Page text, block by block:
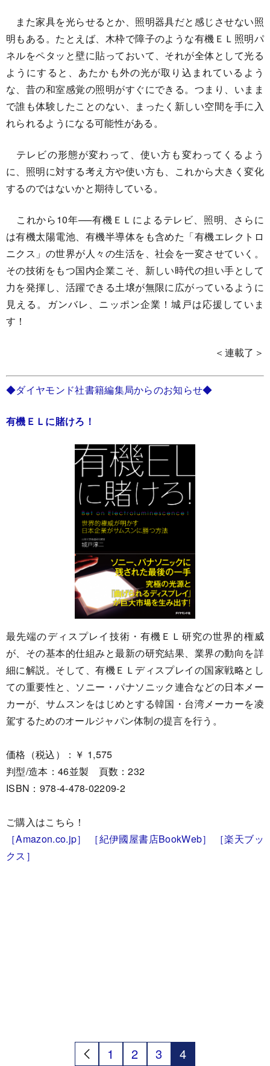
また家具を光らせるとか、照明器具だと感じさせない照
明もある。たとえば、木枠で障子のような有機ＥＬ照明パ
ネルをペタッと壁に貼っておいて、それが全体として光る
ようにすると、あたかも外の光が取り込まれているよう
な、昔の和室感覚の照明がすぐにできる。つまり、いまま
で誰も体験したことのない、まったく新しい空間を手に入
れられるようになる可能性がある。
テレビの形態が変わって、使い方も変わってくるよう
に、照明に対する考え方や使い方も、これから大きく変化
するのではないかと期待している。
これから10年──有機ＥＬによるテレビ、照明、さらに
は有機太陽電池、有機半導体をも含めた「有機エレクトロ
ニクス」の世界が人々の生活を、社会を一変させていく。
その技術をもつ国内企業こそ、新しい時代の担い手として
力を発揮し、活躍できる土壌が無限に広がっているように
見える。ガンバレ、ニッポン企業！城戸は応援していま
す！
＜連載了＞
◆ダイヤモンド社書籍編集局からのお知らせ◆
有機ＥＬに賭けろ！
最先端のディスプレイ技術・有機ＥＬ研究の世界的権威
が、その基本的仕組みと最新の研究結果、業界の動向を詳
細に解説。そして、有機ＥＬディスプレイの国家戦略とし
ての重要性と、ソニー・パナソニック連合などの日本メー
カーが、サムスンをはじめとする韓国・台湾メーカーを凌
駕するためのオールジャパン体制の提言を行う。
価格（税込）：￥ 1,575
判型/造本：46並製 頁数：232
ISBN：978-4-478-02209-2
ご購入はこちら！
［Amazon.co.jp］
［紀伊國屋書店BookWeb］
［楽天ブッ
クス］
1 2 3 4